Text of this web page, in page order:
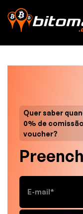
Quer saber
0% de
voucher?